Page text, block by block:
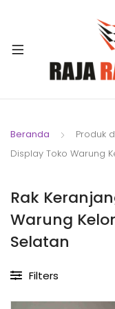
Beranda
Produk
Display Toko Warung
Rak
Warung
Selatan
Filters